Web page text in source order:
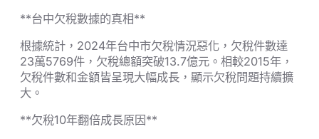
**台中欠稅數據的真相**
根據統計，2024年台中市欠稅情況惡化，欠稅件數達
23萬5769件，欠稅總額突破13.7億元。相較2015年，
欠稅件數和金額皆呈現大幅成長，顯示欠稅問題持續擴
大。
**欠稅10年翻倍成長原因**